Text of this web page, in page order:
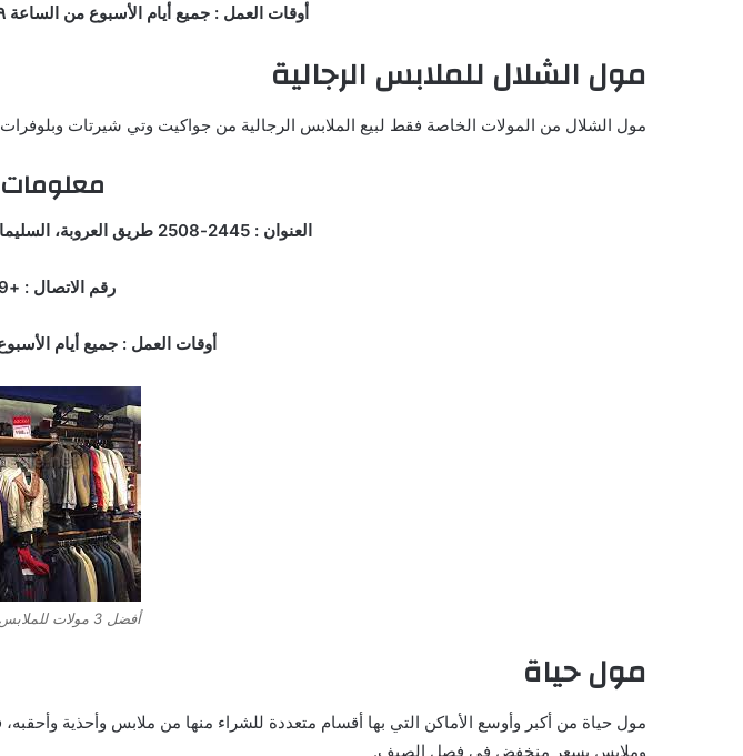
أوقات العمل : جميع أيام الأسبوع من الساعة ٩ صباحا إلى الساعة ١ صباحا بعد منتصف الليل.
مول الشلال للملابس الرجالية
مول الشلال من المولات الخاصة فقط لبيع الملابس الرجالية من جواكيت وتي شيرتات
العنوان : 2445-2508 طريق العروبة، السليمانية، الرياض 12244، المملكة العربية السعودية.
رقم الاتصال : +966506047309
أوقات العمل : جميع أيام
أفضل 3 مولات للملابس الرجالية بالرياض
مول حياة
مول حياة من أكبر وأوسع الأماكن التي بها أقسام متعددة للشراء منها من ملابس وأحذية
وملابس بسعر منخفض في فصل الصيف.